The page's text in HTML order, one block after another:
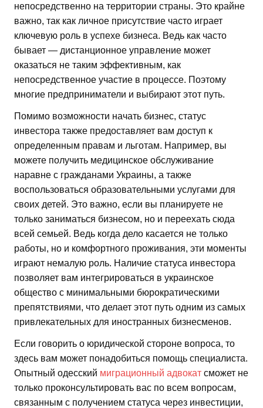
непосредственно на территории страны. Это крайне
важно, так как личное присутствие часто играет
ключевую роль в успехе бизнеса. Ведь как часто
бывает — дистанционное управление может
оказаться не таким эффективным, как
непосредственное участие в процессе. Поэтому
многие предприниматели и выбирают этот путь.
Помимо возможности начать бизнес, статус
инвестора также предоставляет вам доступ к
определенным правам и льготам. Например, вы
можете получить медицинское обслуживание
наравне с гражданами Украины, а также
воспользоваться образовательными услугами для
своих детей. Это важно, если вы планируете не
только заниматься бизнесом, но и переехать сюда
всей семьей. Ведь когда дело касается не только
работы, но и комфортного проживания, эти моменты
играют немалую роль. Наличие статуса инвестора
позволяет вам интегрироваться в украинское
общество с минимальными бюрократическими
препятствиями, что делает этот путь одним из самых
привлекательных для иностранных бизнесменов.
Если говорить о юридической стороне вопроса, то
здесь вам может понадобиться помощь специалиста.
Опытный одесский миграционный адвокат сможет не
только проконсультировать вас по всем вопросам,
связанным с получением статуса через инвестиции,